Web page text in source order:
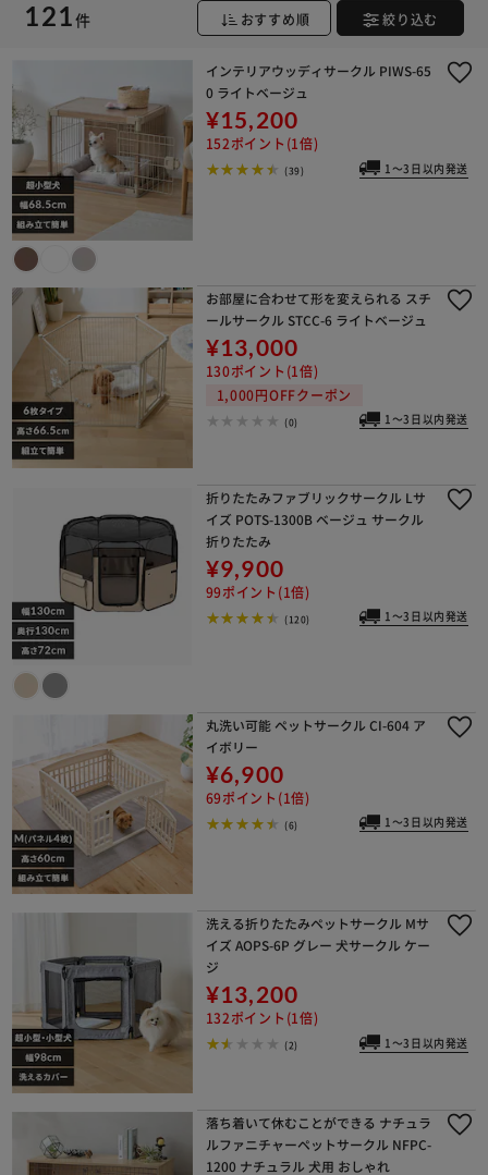
121件 おすすめ順 絞り込む
インテリアウッディサークル PIWS-65
0 ライトベージュ
¥15,200
152ポイント(1倍)
(39) 1～3日以内発送
お部屋に合わせて形を変えられる スチ
ールサークル STCC-6 ライトベージュ
¥13,000
130ポイント(1倍)
1,000円OFFクーポン
(0) 1～3日以内発送
折りたたみファブリックサークル Lサ
イズ POTS-1300B ベージュ サークル
折りたたみ
¥9,900
99ポイント(1倍)
(120) 1～3日以内発送
丸洗い可能 ペットサークル CI-604 ア
イボリー
¥6,900
69ポイント(1倍)
(6) 1～3日以内発送
洗える折りたたみペットサークル Mサ
イズ AOPS-6P グレー 犬サークル ケー
ジ
¥13,200
132ポイント(1倍)
(2) 1～3日以内発送
落ち着いて休むことができる ナチュラ
ルファニチャーペットサークル NFPC-
1200 ナチュラル 犬用 おしゃれ